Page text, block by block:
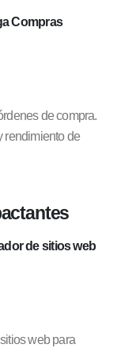
Compras
de compra.
rendimiento de
de sitios web
web para